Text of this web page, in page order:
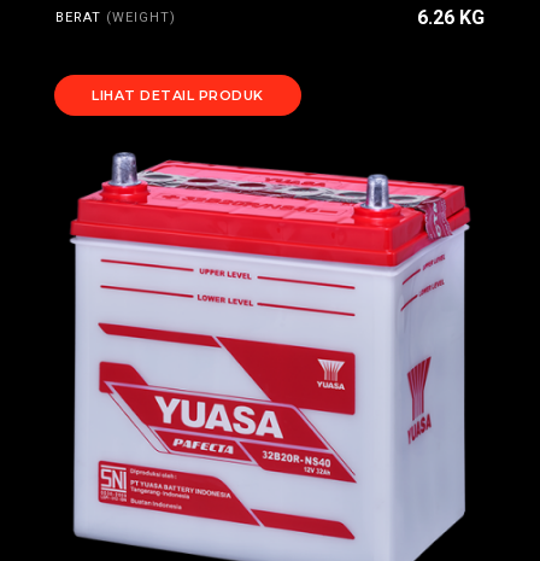
BERAT (WEIGHT) 6.26 KG
LIHAT DETAIL PRODUK